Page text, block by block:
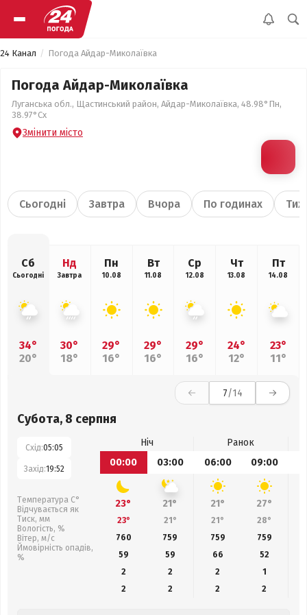
24 Канал Погода Айдар-Миколаївка
Погода Айдар-Миколаївка
Луганська обл., Щастинський район, Айдар-Миколаївка, 48.98°Пн,
38.97°Сх
Змінити місто
Сьогодні Завтра Вчора По годинах
Сб
Сьогодні
34°
20°
Нд
Завтра
30°
18°
Пн
10.08
29°
16°
Вт
11.08
29°
16°
Ср
12.08
29°
16°
Чт
13.08
24°
12°
Пт
14.08
23°
11°
7/14
Субота, 8 серпня
Схід:05:05
Захід:19:52
Температура С°
Відчувається як
Тиск, мм
Вологість, %
Вітер, м/с
Ймовірність опадів,
%
Ніч
Ранок
00:00
03:00 06:00 09:00
23° 21° 21° 27°
23° 21° 21° 28°
760
759 759 759
59
59 66 52
2
2 2
1
2
2 2 2